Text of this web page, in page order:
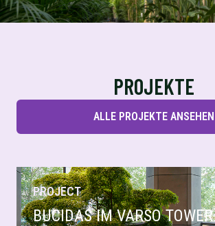
PROJEKTE
ALLE PROJEKTE ANSEHEN
PROJECT
BUCIDAS IM VARSO